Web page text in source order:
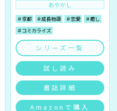
あやかし
＃京都 ＃成長物語 ＃恋愛
＃癒し
＃コミカライズ
シリーズ一覧
試し読み
書誌詳細
Amazonで購入